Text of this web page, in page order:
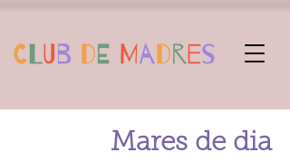
Mares de dia